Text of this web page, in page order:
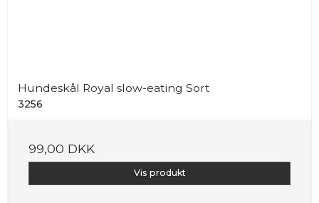
Hundeskål Royal slow-eating Sort
3256
99,00 DKK
Vis produkt